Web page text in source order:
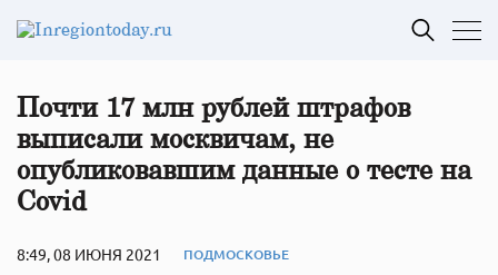
Почти 17 млн рублей штрафов
выписали москвичам, не
опубликовавшим данные о тесте на
Covid
8:49, 08 ИЮНЯ 2021 ПОДМОСКОВЬЕ